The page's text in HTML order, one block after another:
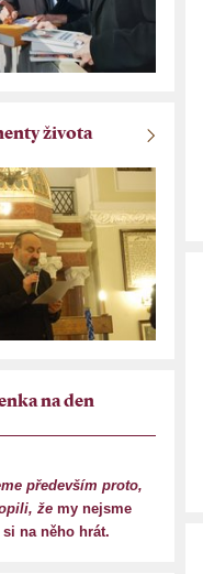
života
na den
především proto,
že my nejsme
na něho hrát.